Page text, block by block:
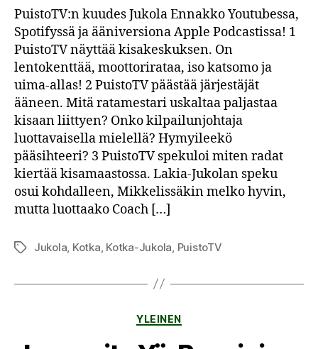
Kotka-
Jukola
Ennakko
PuistoTV:n kuudes Jukola Ennakko Youtubessa,
Spotifyssä ja ääniversiona Apple Podcastissa! 1
PuistoTV näyttää kisakeskuksen. On
lentokenttää, moottorirataa, iso katsomo ja
uima-allas! 2 PuistoTV päästää järjestäjät
ääneen. Mitä ratamestari uskaltaa paljastaa
kisaan liittyen? Onko kilpailunjohtaja
luottavaisella mielellä? Hymyileekö
pääsihteeri? 3 PuistoTV spekuloi miten radat
kiertää kisamaastossa. Lakia-Jukolan speku
osui kohdalleen, Mikkelissäkin melko hyvin,
mutta luottaako Coach […]
Avainsanat
Jukola Kotka Kotka-Jukola PuistoTV
Kategoriat
YLEINEN